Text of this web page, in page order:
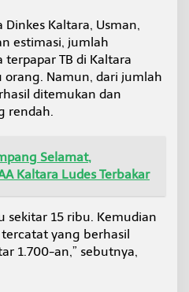
Kaltara, Usman,
estimasi, jumlah
TB di Kaltara
orang. Namun, dari jumlah
ditemukan dan
rendah.
Selamat,
Kaltara Ludes Terbakar
sekitar 15 ribu. Kemudian
yang berhasil
1.700-an,” sebutnya,